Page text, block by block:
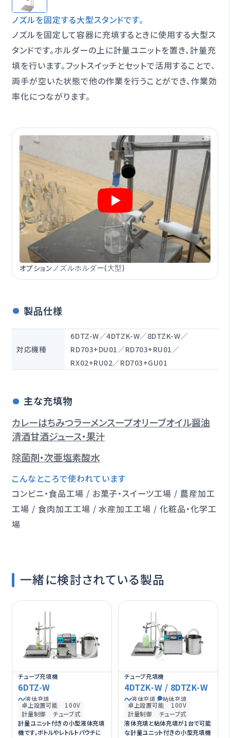
ノズルを固定する大型スタンドです。
ノズルを固定して容器に充填するときに使用する大型ス
タンドです。ホルダーの上に計量ユニットを置き、計量充
填を行います。フットスイッチとセットで活用することで、
両手が空いた状態で他の作業を行うことができ、作業効
率化につながります。
オプション ノズルホルダー(大型)
製品仕様
対応機種
6DTZ-W／4DTZK-W／8DTZK-W／
RD703+DU01／RD703+RU01／
RX02+RU02／RD703+GU01
主な充填物
カレーはちみつラーメンスープオリーブオイル醤油
清酒甘酒ジュース・果汁
除菌剤・次亜塩素酸水
こんなところで使われています
コンビニ・食品工場 / お菓子・スイーツ工場 / 農産加工
工場 / 食肉加工工場 / 水産加工工場 / 化粧品・化学工
場
一緒に検討されている製品
チューブ充填機
6DTZ-W
液体充填
卓上設置可能
100V
計量制御
チューブ式
計量ユニット付きの小型液体充填
機です。ボトルやレトルトパウチに
チューブ充填機
4DTZK-W / 8DTZK-W
液体充填 粘体充填
卓上設置可能
100V
計量制御
チューブ式
液体充填と粘体充填が1台で可能
な計量ユニット付きの小型充填機